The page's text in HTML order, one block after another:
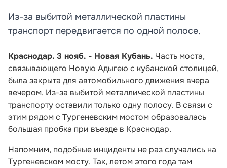
Из-за выбитой металлической пластины
транспорт передвигается по одной полосе.
Краснодар. 3 нояб. - Новая Кубань. Часть моста,
связывающего Новую Адыгею с кубанской столицей,
была закрыта для автомобильного движения вчера
вечером. Из-за выбитой металлической пластины
транспорту оставили только одну полосу. В связи с
этим рядом с Тургеневским мостом образовалась
большая пробка при въезде в Краснодар.
Напомним, подобные инциденты не раз случались на
Тургеневском мосту. Так, летом этого года там